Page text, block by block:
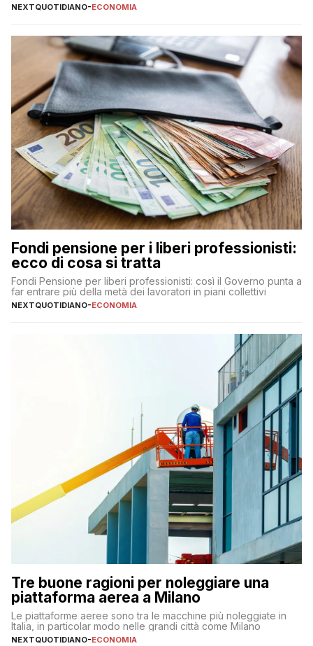
NEXTQUOTIDIANO-ECONOMIA
Fondi pensione per i liberi professionisti:
ecco di cosa si tratta
Fondi Pensione per liberi professionisti: così il Governo punta a
far entrare più della metà dei lavoratori in piani collettivi
NEXTQUOTIDIANO-ECONOMIA
Tre buone ragioni per noleggiare una
piattaforma aerea a Milano
Le piattaforme aeree sono tra le macchine più noleggiate in
Italia, in particolar modo nelle grandi città come Milano
NEXTQUOTIDIANO-ECONOMIA